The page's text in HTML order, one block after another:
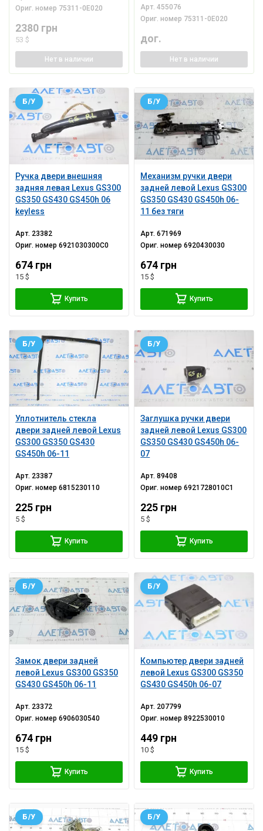
Ориг. номер 75311-0E020
2380 грн
53 $
Нет в наличии
Арт.455076
Ориг. номер 75311-0E020
дог.
Нет в наличии
Ручка двери внешняя
задняя левая Lexus GS300
GS350 GS430 GS450h 06
keyless
Б/У
Арт. 23382
Ориг. номер6921030300C0
674 грн
15 $
Купить
Механизм ручки двери
задней левой Lexus GS300
GS350 GS430 GS450h 06-
11 без тяги
Б/У
Арт.671969
Ориг. номер6920430030
674 грн
15 $
Купить
Уплотнитель стекла
двери задней левой Lexus
GS300 GS350 GS430
GS450h 06-11
Б/У
Арт. 23387
Ориг. номер6815230110
225 грн
5 $
Купить
Заглушка ручки двери
задней левой Lexus GS300
GS350 GS430 GS450h 06-
07
Б/У
Арт.89408
Ориг. номер6921728010C1
225 грн
5 $
Купить
Замок двери задней
левой Lexus GS300 GS350
GS430 GS450h 06-11
Б/У
Арт. 23372
Ориг. номер6906030540
674 грн
15 $
Купить
Компьютер двери задней
левой Lexus GS300 GS350
GS430 GS450h 06-07
Б/У
Арт. 207799
Ориг. номер8922530010
449 грн
10 $
Купить
Б/У Б/У